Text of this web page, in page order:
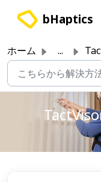
bHaptics
ホーム ...